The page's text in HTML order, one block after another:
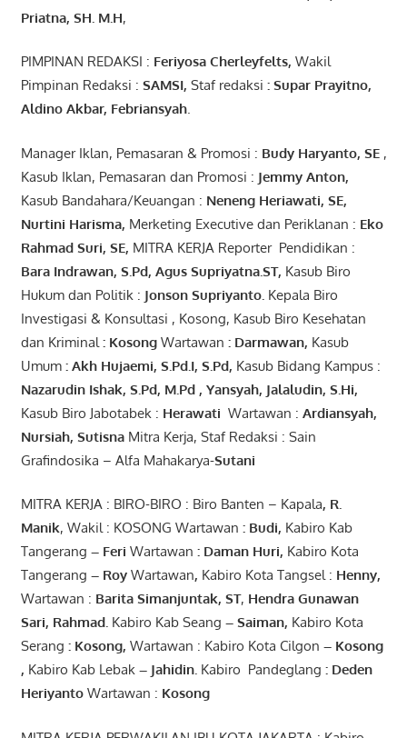
Priatna, SH . M.H,
PIMPINAN REDAKSI : Feriyosa Cherleyfelts, Wakil
Pimpinan Redaksi : SAMSI, Staf redaksi : Supar Prayitno,
Aldino Akbar, Febriansyah.
Manager Iklan, Pemasaran & Promosi : Budy Haryanto, SE,
Kasub Iklan, Pemasaran dan Promosi : Jemmy Anton,
Kasub Bandahara/Keuangan : Neneng Heriawati, SE,
Nurtini Harisma, Merketing Executive dan Periklanan : Eko
Rahmad Suri, SE, MITRA KERJA Reporter Pendidikan :
Bara Indrawan, S.Pd, Agus Supriyatna.ST, Kasub Biro
Hukum dan Politik : Jonson Supriyanto. Kepala Biro
Investigasi & Konsultasi , Kosong, Kasub Biro Kesehatan
dan Kriminal : KosongWartawan : Darmawan, Kasub
Umum : Akh Hujaemi, S.Pd.I, S.Pd, Kasub Bidang Kampus :
Nazarudin Ishak, S.Pd, M.Pd, Yansyah, Jalaludin, S.Hi,
Kasub Biro Jabotabek : Herawati Wartawan : Ardiansyah,
Nursiah, SutisnaMitra Kerja, Staf Redaksi : Sain
Grafindosika – Alfa Mahakarya-Sutani
MITRA KERJA : BIRO-BIRO : Biro Banten – Kapala, R.
Manik, Wakil : KOSONG Wartawan : Budi, Kabiro Kab
Tangerang – Feri Wartawan : Daman Huri, Kabiro Kota
Tangerang – RoyWartawan, Kabiro Kota Tangsel : Henny,
Wartawan : Barita Simanjuntak, ST, Hendra Gunawan
Sari, Rahmad. Kabiro Kab Seang – Saiman, Kabiro Kota
Serang : Kosong, Wartawan : Kabiro Kota Cilgon – Kosong
, Kabiro Kab Lebak– Jahidin. Kabiro Pandeglang : Deden
Heriyanto Wartawan : Kosong